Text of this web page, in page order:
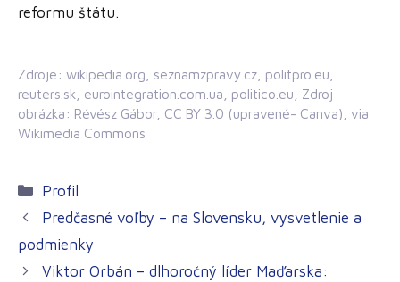
reformu štátu.
Zdroje: wikipedia.org, seznamzpravy.cz, politpro.eu,
reuters.sk, eurointegration.com.ua, politico.eu, Zdroj
obrázka: Révész Gábor, CC BY 3.0 (upravené- Canva), via
Wikimedia Commons
Kategórie
Profil
Predčasné voľby – na Slovensku, vysvetlenie a
podmienky
Viktor Orbán – dlhoročný líder Maďarska: